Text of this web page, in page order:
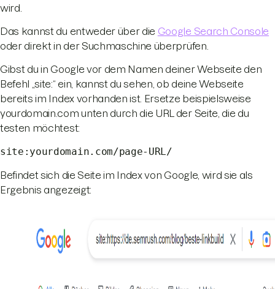
wird.
Das kannst du entweder über die Google Search Console
oder direkt in der Suchmaschine überprüfen.
Gibst du in Google vor dem Namen deiner Webseite den
Befehl „site:“ ein, kannst du sehen, ob deine Webseite
bereits im Index vorhanden ist. Ersetze beispielsweise
yourdomain.com unten durch die URL der Seite, die du
testen möchtest:
site:yourdomain.com/page-URL/
Befindet sich die Seite im Index von Google, wird sie als
Ergebnis angezeigt: